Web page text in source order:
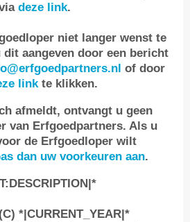
deze link.
niet langer wenst te
aangeven door een bericht
of door
linkte klikken.
afmeldt, ontvangt u geen
van Erfgoedpartners. Als u
de Erfgoedloper wilt
dan uw voorkeuren aan.
*|CURRENT_YEAR|*